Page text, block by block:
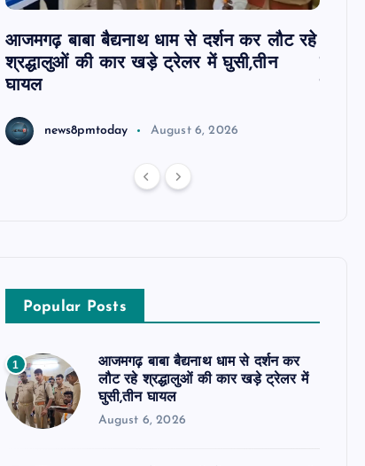
आजमगढ़ बाबा बैद्यनाथ धाम से दर्शन कर लौट रहे
श्रद्धालुओं की कार खड़े ट्रेलर में घुसी,तीन
घायल
news8pmtoday August 6, 2026
हाजिरी
Popular Posts
1
आजमगढ़ बाबा बैद्यनाथ धाम से दर्शन कर
लौट रहे श्रद्धालुओं की कार खड़े ट्रेलर में
घुसी,तीन घायल
August 6, 2026